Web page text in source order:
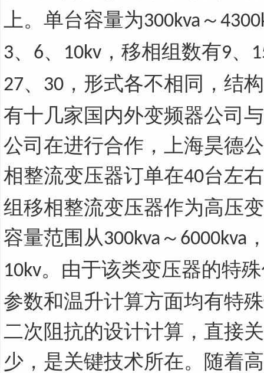
上。单台容量为300kva ～
3、 6、 10kv ，移相组数有9、
27、 30 ，形式各不相同，结
有十几家国内外变频器公司
公司在进行合作，上海昊德
相整流变压器订单在40台左
组移相整流变压器作为高压
容量范围从300kva ～ 6000kva
10kv。由于该类变压器的特
参数和温升计算方面均有特
二次阻抗的设计计算，直接
少，是关键技术所在。随着